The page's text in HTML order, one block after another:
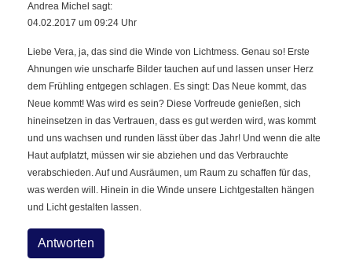
Andrea Michel sagt:
04.02.2017 um 09:24 Uhr
Liebe Vera, ja, das sind die Winde von Lichtmess. Genau so! Erste
Ahnungen wie unscharfe Bilder tauchen auf und lassen unser Herz
dem Frühling entgegen schlagen. Es singt: Das Neue kommt, das
Neue kommt! Was wird es sein? Diese Vorfreude genießen, sich
hineinsetzen in das Vertrauen, dass es gut werden wird, was kommt
und uns wachsen und runden lässt über das Jahr! Und wenn die alte
Haut aufplatzt, müssen wir sie abziehen und das Verbrauchte
verabschieden. Auf und Ausräumen, um Raum zu schaffen für das,
was werden will. Hinein in die Winde unsere Lichtgestalten hängen
und Licht gestalten lassen.
Antworten